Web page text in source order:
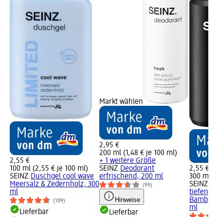
2,55 €
100 ml (2,55 € je 100 ml)
SEINZ. Duschgel cool wave
Meersalz & Zedernholz, 300
ml
(109)
Lieferbar
Markt wählen
2,95 €
200 ml (1,48 € je 100 ml)
+ 1 weitere Größe
SEINZ. Deodorant
erfrischend, 200 ml
(99)
Hinweise
Lieferbar
2,55 €
300 ml
SEINZ.
ml